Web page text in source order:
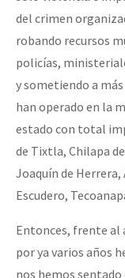
del crimen
robando recursos
policías,
y sometiendo a
han operado en la
estado con total
de Tixtla, Chilapa
Joaquín de
Escudero,
Entonces, frente al
por ya varios años
nos hemos